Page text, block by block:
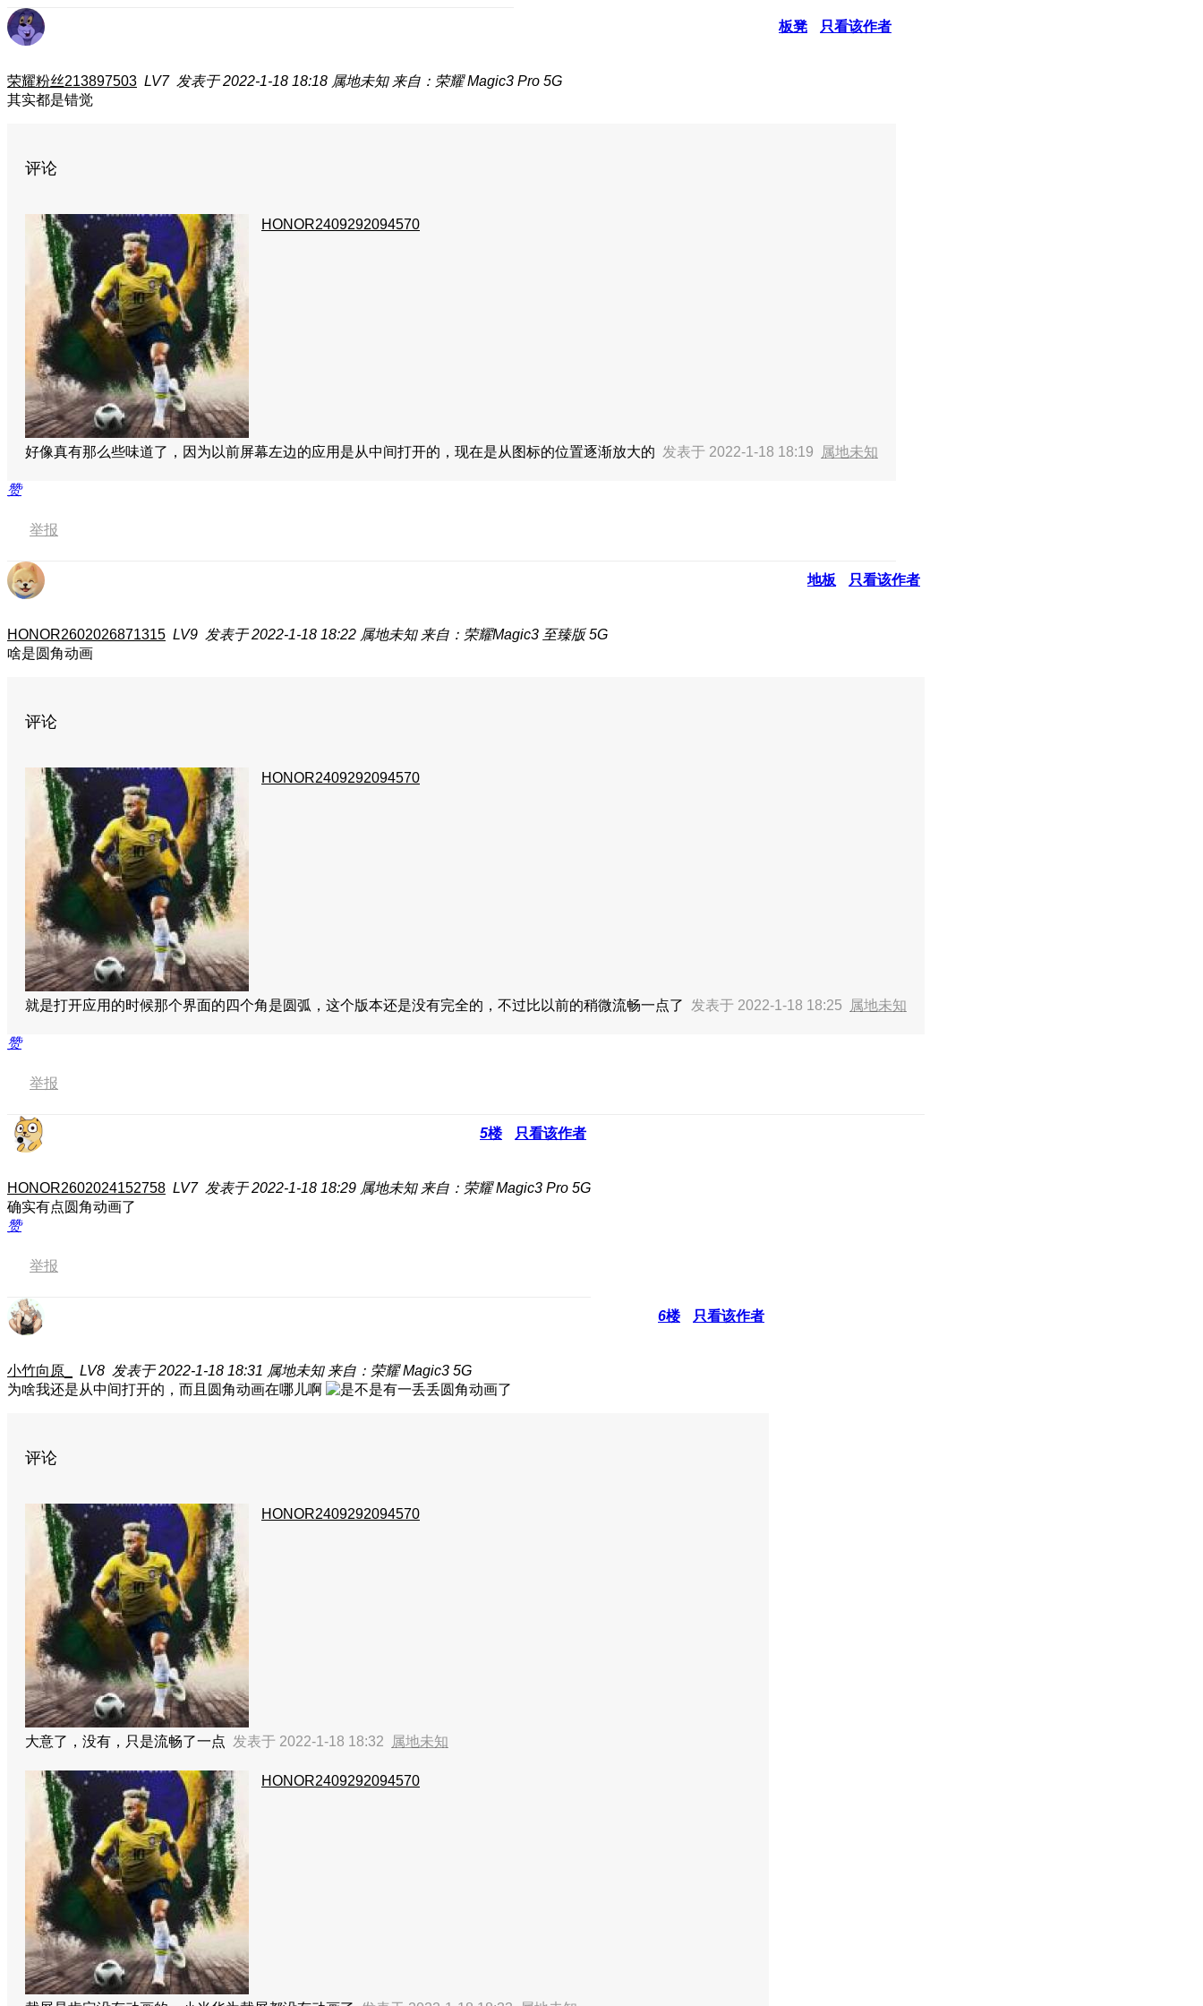
板凳 只看该作者
荣耀粉丝213897503 LV7 发表于 2022-1-18 18:18 属地未知 来自：荣耀 Magic3 Pro 5G
其实都是错觉
评论
HONOR2409292094570
好像真有那么些味道了，因为以前屏幕左边的应用是从中间打开的，现在是从图标的位置逐渐放大的 发表于 2022-1-18 18:19 属地未知
赞
举报
地板 只看该作者
HONOR2602026871315 LV9 发表于 2022-1-18 18:22 属地未知 来自：荣耀Magic3 至臻版 5G
啥是圆角动画
评论
HONOR2409292094570
就是打开应用的时候那个界面的四个角是圆弧，这个版本还是没有完全的，不过比以前的稍微流畅一点了 发表于 2022-1-18 18:25 属地未知
赞
举报
5楼 只看该作者
HONOR2602024152758 LV7 发表于 2022-1-18 18:29 属地未知 来自：荣耀 Magic3 Pro 5G
确实有点圆角动画了
赞
举报
6楼 只看该作者
小竹向原_ LV8 发表于 2022-1-18 18:31 属地未知 来自：荣耀 Magic3 5G
为啥我还是从中间打开的，而且圆角动画在哪儿啊
评论
HONOR2409292094570
大意了，没有，只是流畅了一点 发表于 2022-1-18 18:32 属地未知
HONOR2409292094570